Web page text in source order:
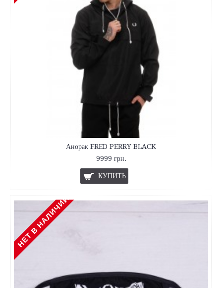
Анорак FRED PERRY BLACK
9999 грн.
КУПИТЬ
НЕТ В НАЛИЧИИ